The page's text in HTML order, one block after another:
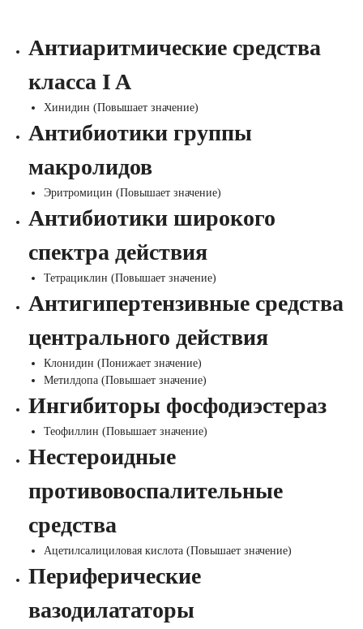
Антиаритмические средства
класса I A
Хинидин (Повышает значение)
Антибиотики группы
макролидов
Эритромицин (Повышает значение)
Антибиотики широкого
спектра действия
Тетрациклин (Повышает значение)
Антигипертензивные средства
центрального действия
Клонидин (Понижает значение)
Метилдопа (Повышает значение)
Ингибиторы фосфодиэстераз
Теофиллин (Повышает значение)
Нестероидные
противовоспалительные
средства
Ацетилсалициловая кислота (Повышает значение)
Периферические
вазодилататоры